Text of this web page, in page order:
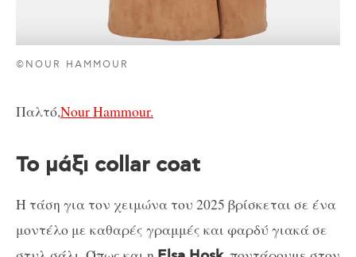
©NOUR HAMMOUR
Παλτό,Nour Hammour.
Το μάξι collar coat
Η τάση για τον χειμώνα του 2025 βρίσκεται σε ένα
μοντέλο με καθαρές γραμμές και φαρδύ γιακά σε